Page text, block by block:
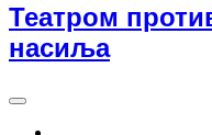
Театром
насиља